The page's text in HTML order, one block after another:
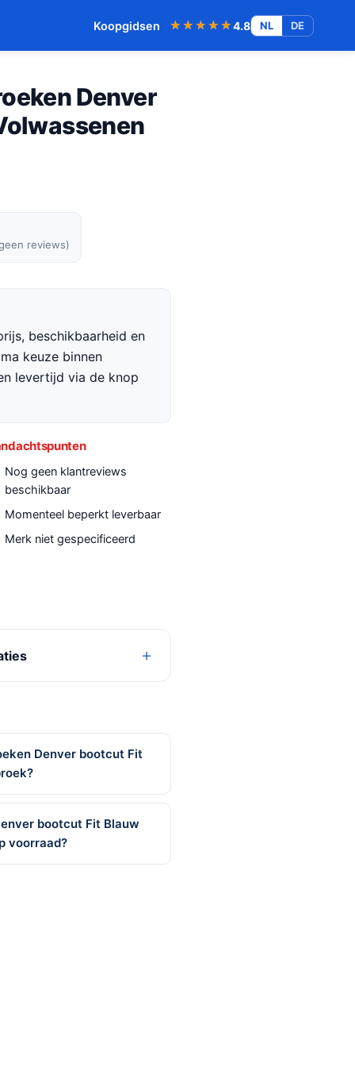
Koopgidsen ★★★★★
★★★★★4.8 NL DE
Denver
reviews)
beschikbaarheid en
keuze binnen
levertijd via de knop
Nog geen klantreviews
beschikbaar
Momenteel beperkt leverbaar
Merk niet gespecificeerd
Denver bootcut Fit
bootcut Fit Blauw
voorraad?